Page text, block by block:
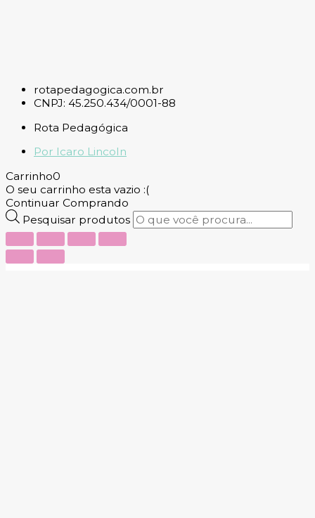
rotapedagogica.com.br
CNPJ: 45.250.434/0001-88
Rota Pedagógica
Por Icaro Lincoln
Carrinho0
O seu carrinho esta vazio :(
Continuar Comprando
Pesquisar produtos